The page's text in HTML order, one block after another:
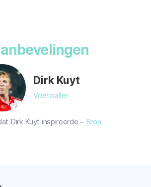
Dirk Kuyt
Voetballer
Dirk Kuyt inspireerde – Bron